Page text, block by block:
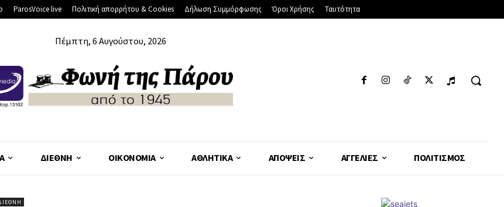
ParosVoice live Πολιτική απορρήτου & Cookies Δήλωση Συμμόρφωσης Όροι Χρήσης Ταυτότητα
Πέμπτη, 6 Αυγούστου, 2026
ΔΙΕΘΝΉ ΟΙΚΟΝΟΜΊΑ ΑΘΛΗΤΙΚΆ ΑΠΌΨΕΙΣ ΑΓΓΕΛΊΕΣ ΠΟΛΙΤΙΣΜΌΣ